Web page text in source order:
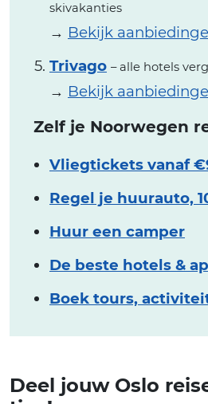
skivakanties
→ Bekijk
Trivago – alle hotels
→ Bekijk
Zelf je Noorwegen
Vliegtickets vanaf
Regel je huurauto,
Huur een camper
De beste hotels &
Boek tours,
Deel jouw Oslo